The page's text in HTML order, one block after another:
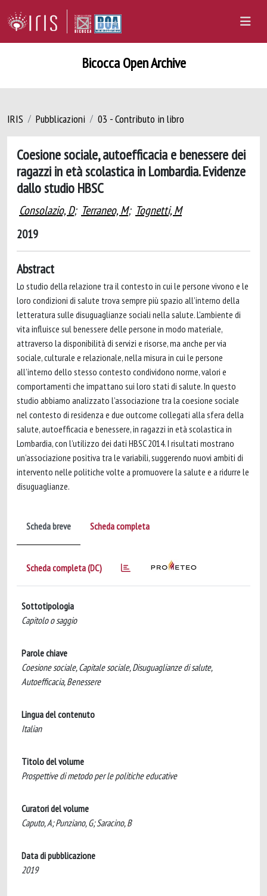
Bicocca Open Archive
IRIS Pubblicazioni 03 - Contributo in libro
Coesione sociale, autoefficacia e benessere dei
ragazzi in età scolastica in Lombardia. Evidenze
dallo studio HBSC
Consolazio, D; Terraneo, M; Tognetti, M
2019
Abstract
Lo studio della relazione tra il contesto in cui le persone vivono e le
loro condizioni di salute trova sempre più spazio all’interno della
letteratura sulle disuguaglianze sociali nella salute. L’ambiente di
vita influisce sul benessere delle persone in modo materiale,
attraverso la disponibilità di servizi e risorse, ma anche per via
sociale, culturale e relazionale, nella misura in cui le persone
all’interno dello stesso contesto condividono norme, valori e
comportamenti che impattano sui loro stati di salute. In questo
studio abbiamo analizzato l’associazione tra la coesione sociale
nel contesto di residenza e due outcome collegati alla sfera della
salute, autoefficacia e benessere, in ragazzi in età scolastica in
Lombardia, con l’utilizzo dei dati HBSC 2014. I risultati mostrano
un’associazione positiva tra le variabili, suggerendo nuovi ambiti di
intervento nelle politiche volte a promuovere la salute e a ridurre le
disuguaglianze.
Scheda breve Scheda completa
Scheda completa (DC)
Sottotipologia
Capitolo o saggio
Parole chiave
Coesione sociale, Capitale sociale, Disuguaglianze di salute,
Autoefficacia, Benessere
Lingua del contenuto
Italian
Titolo del volume
Prospettive di metodo per le politiche educative
Curatori del volume
Caputo, A; Punziano, G; Saracino, B
Data di pubblicazione
2019